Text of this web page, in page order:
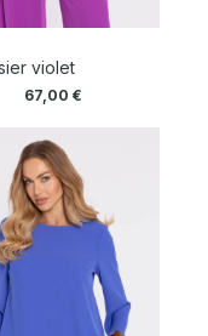
violet
67,00€